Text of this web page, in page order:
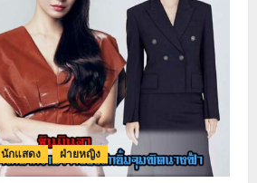
นักแสดง ฝ่ายหญิง